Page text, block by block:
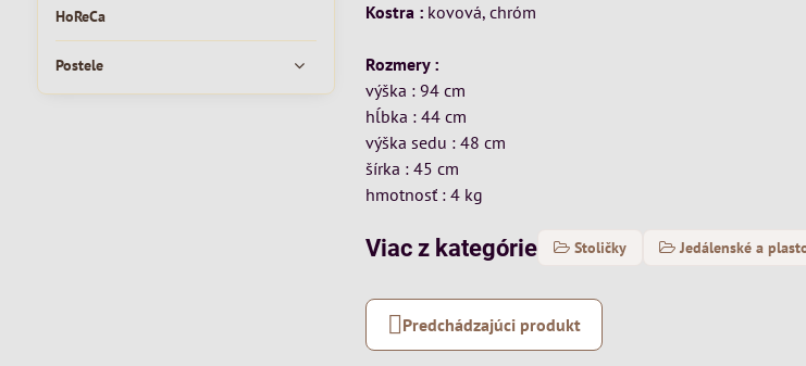
Kostra : kovová, chróm
Rozmery :
výška : 94 cm
hĺbka : 44 cm
výška sedu : 48 cm
šírka : 45 cm
hmotnosť : 4 kg
Viac z kategórie Stoličky Jedálenské a
Predchádzajúci produkt
HoReCa
Postele